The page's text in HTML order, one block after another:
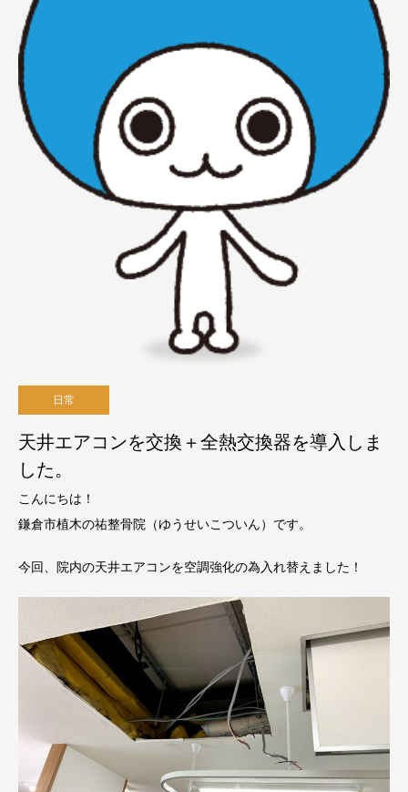
日常
天井エアコンを交換＋全熱交換器を導入しま
した。
こんにちは！
鎌倉市植木の祐整骨院（ゆうせいこついん）です。
今回、院内の天井エアコンを空調強化の為入れ替えました！